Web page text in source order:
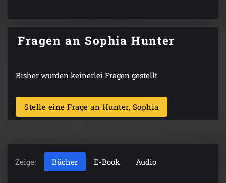
Fragen an Sophia Hunter
Bisher wurden keinerlei Fragen gestellt
Stelle eine Frage an Hunter, Sophia
Zeige: Bücher E-Book Audio